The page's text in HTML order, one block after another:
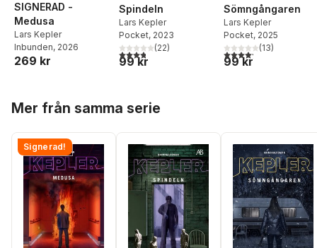
SIGNERAD -
Medusa
Lars Kepler
Inbunden, 2026
269 kr
Spindeln
Lars Kepler
Pocket, 2023
3,8utav 5 stjärnor. Totalt antal röster:
(22)
99 kr
Sömngångaren
Lars Kepler
Pocket, 2025
4,2utav 5 stjärnor.
(13)
99 kr
Mer från samma serie
Signerad!